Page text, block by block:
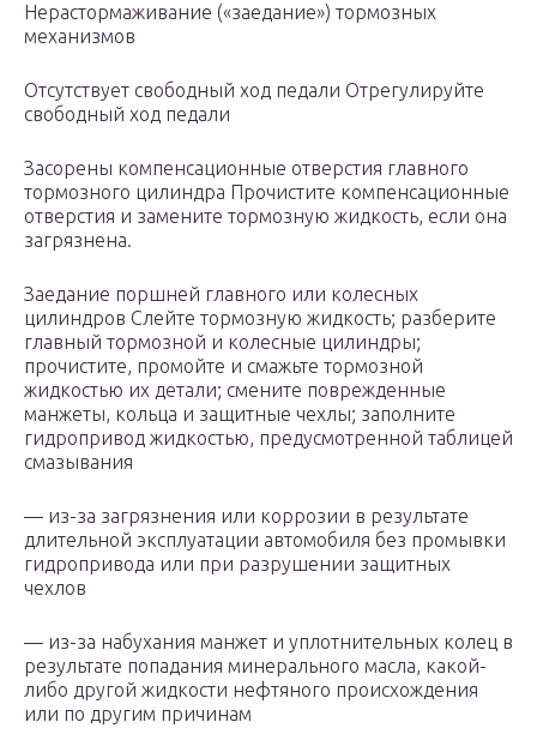
Нерастормаживание («заедание») тормозных
механизмов
Отсутствует свободный ход педали Отрегулируйте
свободный ход педали
Засорены компенсационные отверстия главного
тормозного цилиндра Прочистите компенсационные
отверстия и замените тормозную жидкость, если она
загрязнена.
Заедание поршней главного или колесных
цилиндров Слейте тормозную жидкость; разберите
главный тормозной и колесные цилиндры;
прочистите, промойте и смажьте тормозной
жидкостью их детали; смените поврежденные
манжеты, кольца и защитные чехлы; заполните
гидропривод жидкостью, предусмотренной таблицей
смазывания
— из-за загрязнения или коррозии в результате
длительной эксплуатации автомобиля без промывки
гидропривода или при разрушении защитных
чехлов
— из-за набухания манжет и уплотнительных колец в
результате попадания минерального масла, какой-
либо другой жидкости нефтяного происхождения
или по другим причинам